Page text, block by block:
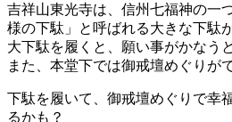
吉祥山東光寺は、信州七福神の一
様の下駄」と呼ばれる大きな下駄
大下駄を履くと、願い事がかなう
また、本堂下では御戒壇めぐりが
下駄を履いて、御戒壇めぐりで幸
るかも？